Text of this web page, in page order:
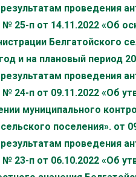
проведения
25-п от 14.11.2022 «Об
Белгатойского
и на плановый период
проведения
№ 24-п от 09.11.2022 «Об
муниципального
поселения». от
проведения
№ 23-п от 06.10.2022 «Об